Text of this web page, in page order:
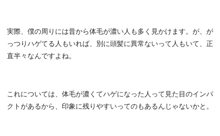
実際、僕の周りには昔から体毛が濃い人も多く見かけます。が、が
っつりハゲてる人もいれば、別に頭髪に異常ないって人もいて、正
直半々なんですよね。
これについては、体毛が濃くてハゲになった人って見た目のインパ
クトがあるから、印象に残りやすいってのもあるんじゃないかと。